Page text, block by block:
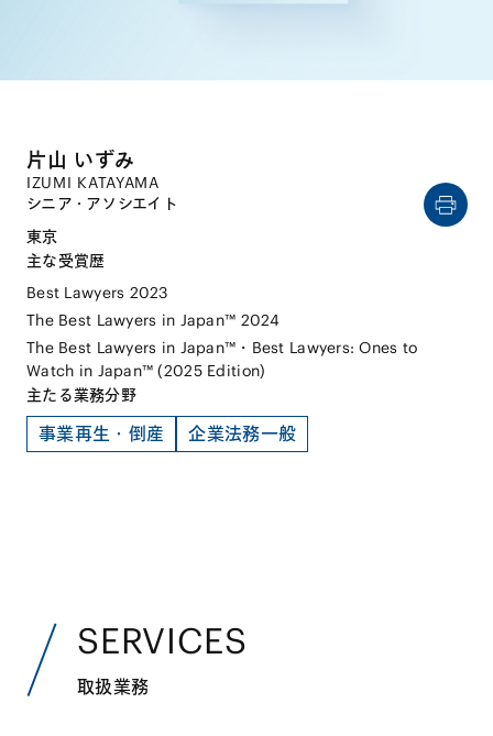
片山 いずみ
IZUMI KATAYAMA
シニア・アソシエイト
東京
主な受賞歴
Best Lawyers 2023
The Best Lawyers in Japan™ 2024
The Best Lawyers in Japan™・Best Lawyers: Ones to
Watch in Japan™ (2025 Edition)
主たる業務分野
事業再生・倒産 企業法務一般
SERVICES
取扱業務